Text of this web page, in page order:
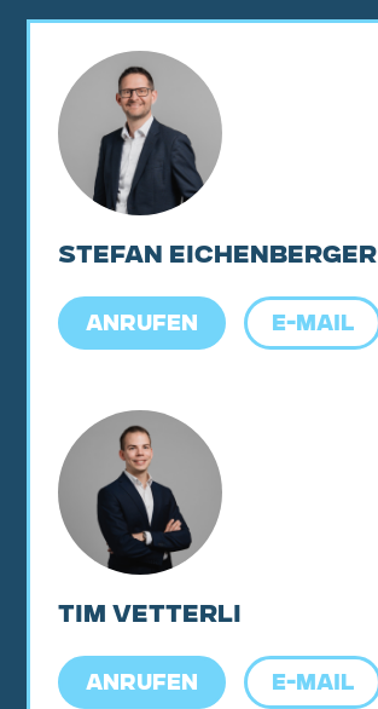
STEFAN EICHENBERGER
ANRUFEN E-MAIL
TIM VETTERLI
ANRUFEN E-MAIL